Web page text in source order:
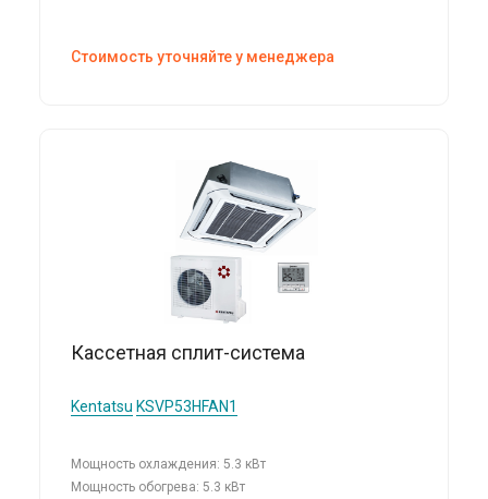
Стоимость уточняйте у менеджера
Кассетная сплит-система
Kentatsu KSVP53HFAN1
Мощность охлаждения: 5.3 кВт
Мощность обогрева: 5.3 кВт